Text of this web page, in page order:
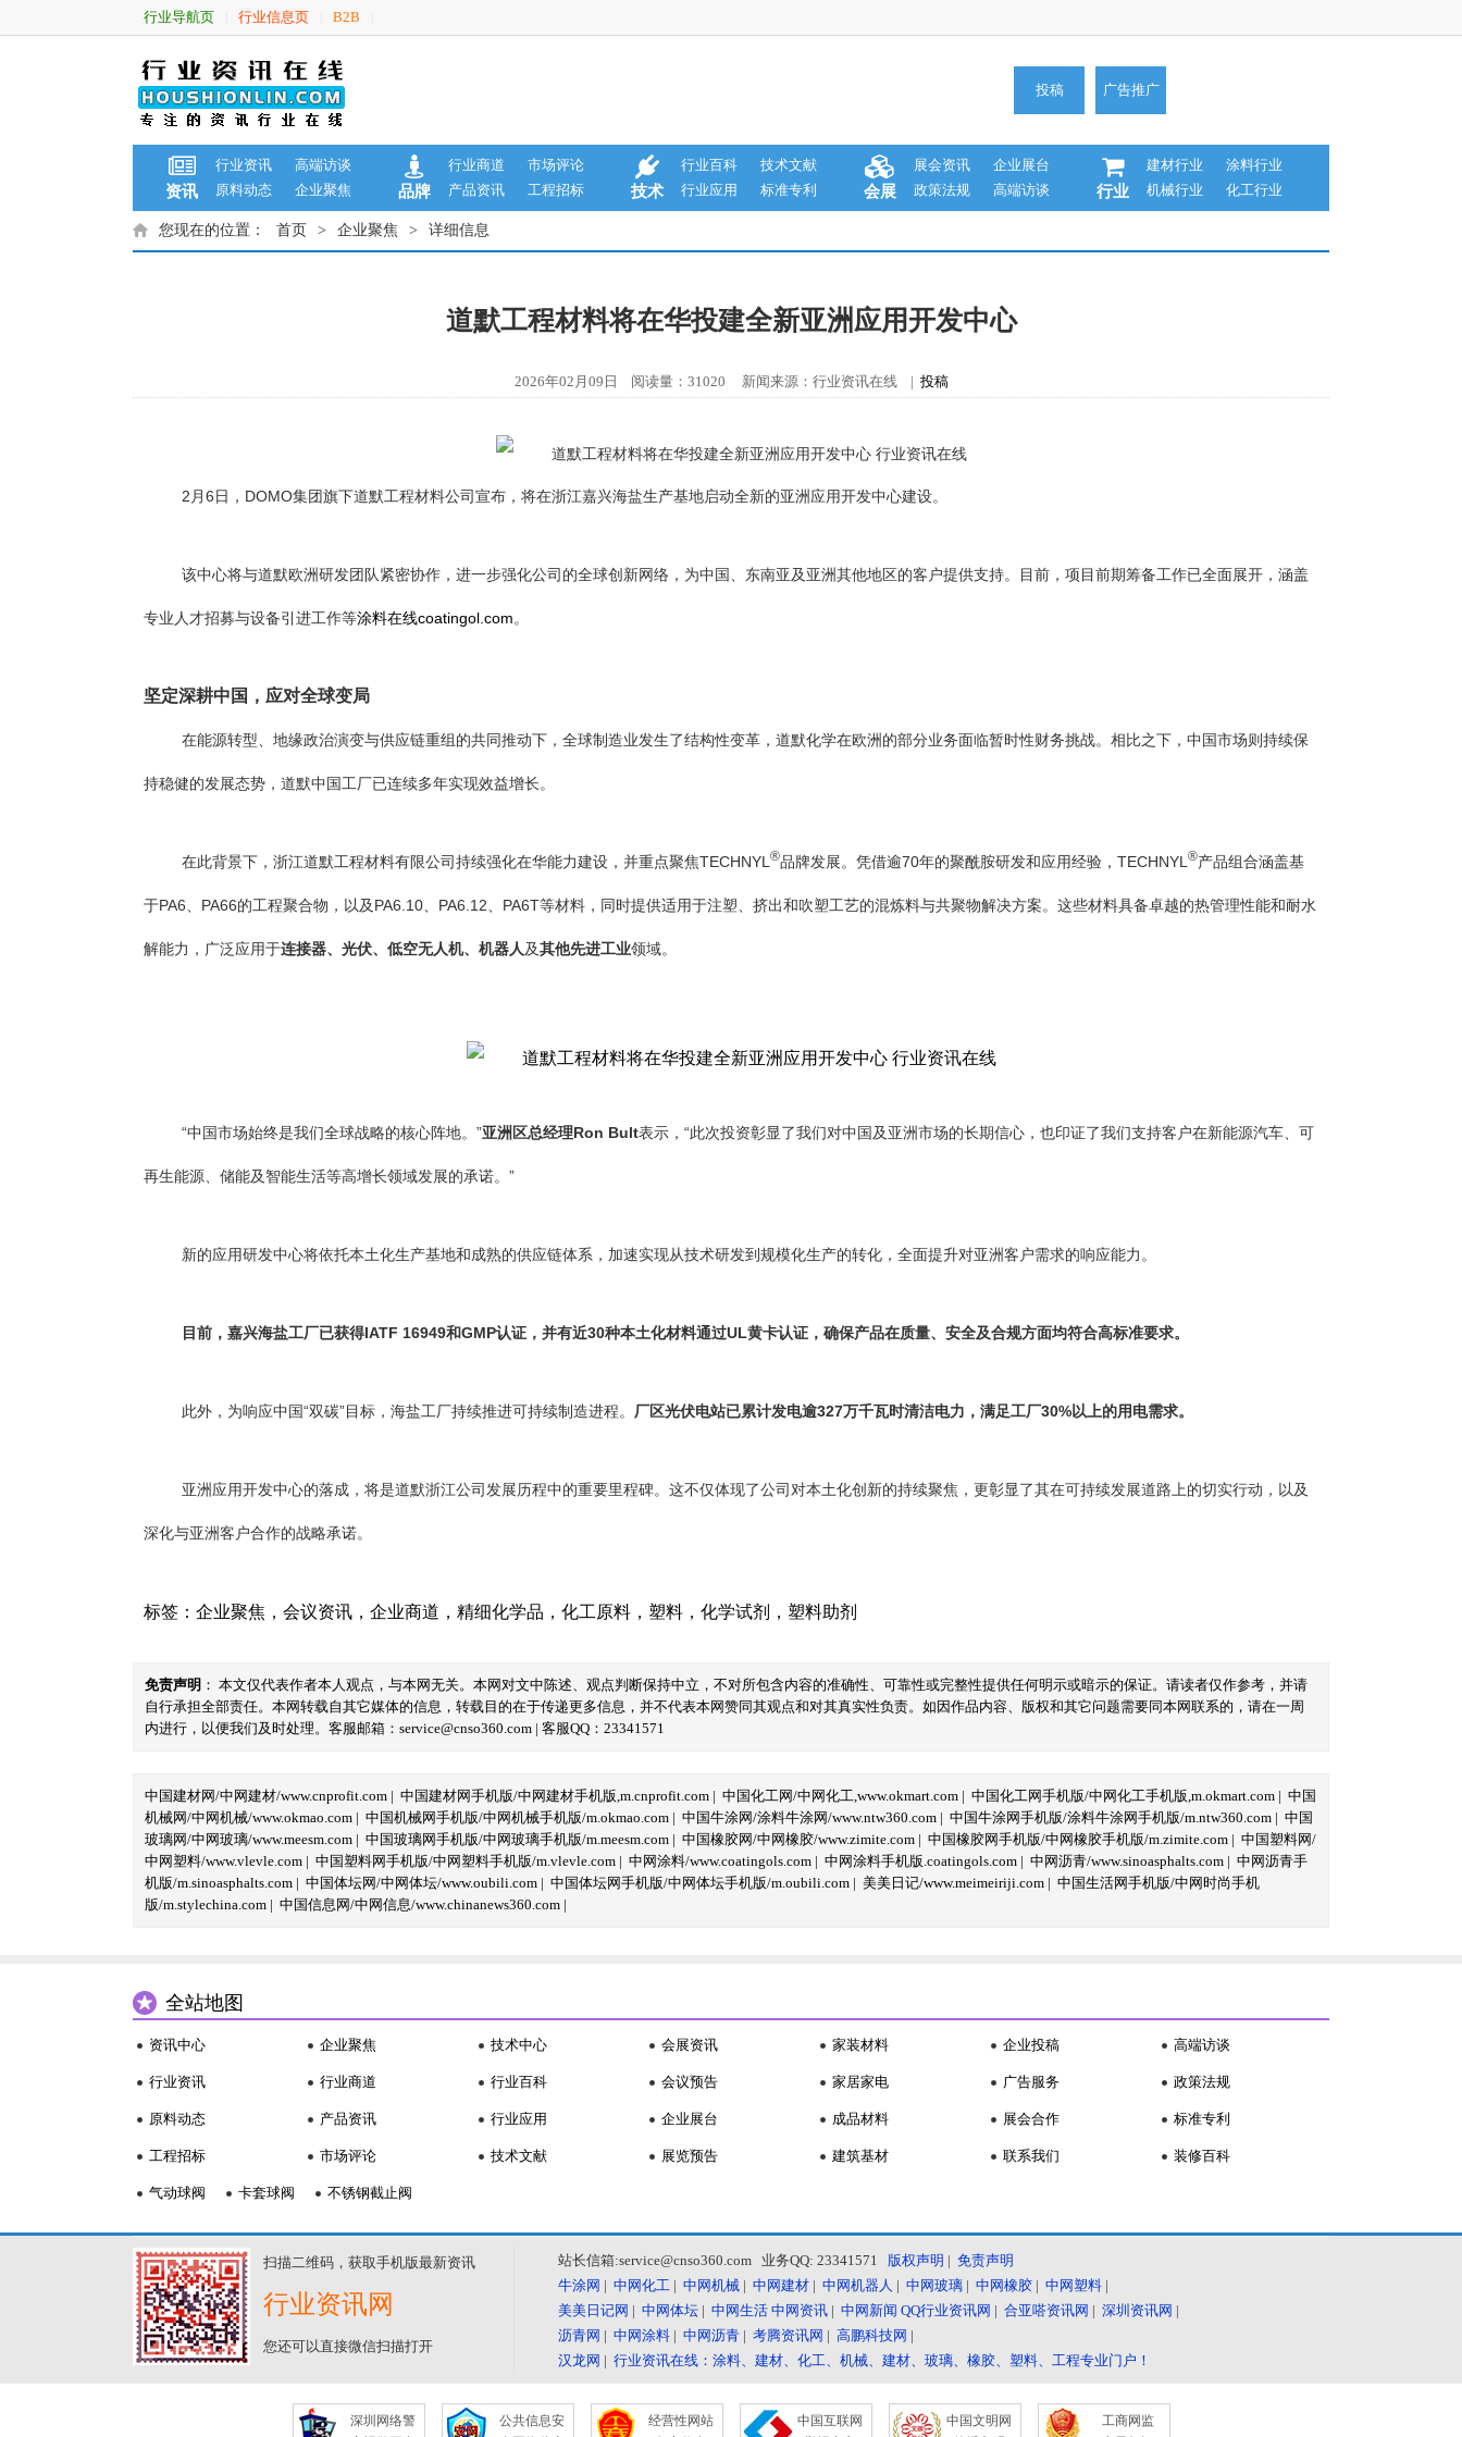
行业导航页 行业信息页 B2B
投稿 广告推广
资讯
行业资讯
高端访谈
原料动态
企业聚焦 品牌
行业商道
市场评论
产品资讯
工程招标 技术
行业百科
技术文献
行业应用
标准专利 会展
展会资讯
企业展台
政策法规
高端访谈 行业
建材行业
涂料行业
机械行业
化工行业
您现在的位置： 首页 > 企业聚焦 > 详细信息
道默工程材料将在华投建全新亚洲应用开发中心
2026年02月09日 阅读量：31020 新闻来源：行业资讯在线 | 投稿
2月6日，DOMO集团旗下道默工程材料公司宣布，将在浙江嘉兴海盐生产基地启动全新的亚洲应用开发中心建设。
该中心将与道默欧洲研发团队紧密协作，进一步强化公司的全球创新网络，为中国、东南亚及亚洲其他地区的客户提供支持。目前，项目前期筹备工作已全面展开，涵盖
专业人才招募与设备引进工作等涂料在线coatingol.com。
坚定深耕中国，应对全球变局
在能源转型、地缘政治演变与供应链重组的共同推动下，全球制造业发生了结构性变革，道默化学在欧洲的部分业务面临暂时性财务挑战。相比之下，中国市场则持续保
持稳健的发展态势，道默中国工厂已连续多年实现效益增长。
在此背景下，浙江道默工程材料有限公司持续强化在华能力建设，并重点聚焦TECHNYL ®品牌发展。凭借逾70年的聚酰胺研发和应用经验，TECHNYL ®产品组合涵盖基
于PA6、PA66的工程聚合物，以及PA6.10、PA6.12、PA6T等材料，同时提供适用于注塑、挤出和吹塑工艺的混炼料与共聚物解决方案。这些材料具备卓越的热管理性能和耐水
解能力，广泛应用于连接器、光伏、低空无人机、机器人及其他先进工业领域。
“中国市场始终是我们全球战略的核心阵地。”亚洲区总经理Ron Bult表示，“此次投资彰显了我们对中国及亚洲市场的长期信心，也印证了我们支持客户在新能源汽车、可
再生能源、储能及智能生活等高增长领域发展的承诺。”
新的应用研发中心将依托本土化生产基地和成熟的供应链体系，加速实现从技术研发到规模化生产的转化，全面提升对亚洲客户需求的响应能力。
目前，嘉兴海盐工厂已获得IATF 16949和GMP认证，并有近30种本土化材料通过UL黄卡认证，确保产品在质量、安全及合规方面均符合高标准要求。
此外，为响应中国“双碳”目标，海盐工厂持续推进可持续制造进程。 厂区光伏电站已累计发电逾327万千瓦时清洁电力，满足工厂30%以上的用电需求。
亚洲应用开发中心的落成，将是道默浙江公司发展历程中的重要里程碑。这不仅体现了公司对本土化创新的持续聚焦，更彰显了其在可持续发展道路上的切实行动，以及
深化与亚洲客户合作的战略承诺。
标签： 企业聚焦 ， 会议资讯 ， 企业商道 ， 精细化学品 ， 化工原料 ， 塑料 ， 化学试剂 ， 塑料助剂
免责声明 ： 本文仅代表作者本人观点，与本网无关。本网对文中陈述、观点判断保持中立，不对所包含内容的准确性、可靠性或完整性提供任何明示或暗示的保证。请读者仅作参考，并请
自行承担全部责任。本网转载自其它媒体的信息，转载目的在于传递更多信息，并不代表本网赞同其观点和对其真实性负责。如因作品内容、版权和其它问题需要同本网联系的，请在一周
内进行，以便我们及时处理。客服邮箱：service@cnso360.com | 客服QQ：23341571
中国建材网/中网建材/www.cnprofit.com | 中国建材网手机版/中网建材手机版,m.cnprofit.com | 中国化工网/中网化工,www.okmart.com | 中国化工网手机版/中网化工手机版,m.okmart.com | 中国
机械网/中网机械/www.okmao.com | 中国机械网手机版/中网机械手机版/m.okmao.com | 中国牛涂网/涂料牛涂网/www.ntw360.com | 中国牛涂网手机版/涂料牛涂网手机版/m.ntw360.com | 中国
玻璃网/中网玻璃/www.meesm.com | 中国玻璃网手机版/中网玻璃手机版/m.meesm.com | 中国橡胶网/中网橡胶/www.zimite.com | 中国橡胶网手机版/中网橡胶手机版/m.zimite.com | 中国塑料网/
中网塑料/www.vlevle.com | 中国塑料网手机版/中网塑料手机版/m.vlevle.com | 中网涂料/www.coatingols.com | 中网涂料手机版.coatingols.com | 中网沥青/www.sinoasphalts.com | 中网沥青手
机版/m.sinoasphalts.com | 中国体坛网/中网体坛/www.oubili.com | 中国体坛网手机版/中网体坛手机版/m.oubili.com | 美美日记/www.meimeiriji.com | 中国生活网手机版/中网时尚手机
版/m.stylechina.com | 中国信息网/中网信息/www.chinanews360.com |
全站地图
资讯中心
行业资讯
原料动态
工程招标
企业聚焦
行业商道
产品资讯
市场评论
技术中心
行业百科
行业应用
技术文献
会展资讯
会议预告
企业展台
展览预告
家装材料
家居家电
成品材料
建筑基材
企业投稿
广告服务
展会合作
联系我们
高端访谈
政策法规
标准专利
装修百科
气动球阀 卡套球阀 不锈钢截止阀
扫描二维码，获取手机版最新资讯
行业资讯网
您还可以直接微信扫描打开
站长信箱:service@cnso360.com 业务QQ: 23341571 版权声明 | 免责声明
牛涂网 | 中网化工 | 中网机械 | 中网建材 | 中网机器人 | 中网玻璃 | 中网橡胶 | 中网塑料 |
美美日记网 | 中网体坛 | 中网生活 中网资讯 | 中网新闻 QQ行业资讯网 | 合亚嗒资讯网 | 深圳资讯网 |
沥青网 | 中网涂料 | 中网沥青 | 考腾资讯网 | 高鹏科技网 |
汉龙网 | 行业资讯在线：涂料、建材、化工、机械、建材、玻璃、橡胶、塑料、工程专业门户！
深圳网络警
公共信息安
经营性网站
中国互联网
中国文明网
工商网监